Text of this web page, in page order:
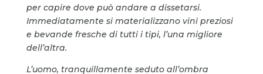
per capire dove può andare a dissetarsi.
Immediatamente si materializzano vini preziosi
e bevande fresche di tutti i tipi, l’una migliore
dell’altra.
L’uomo, tranquillamente seduto all’ombra